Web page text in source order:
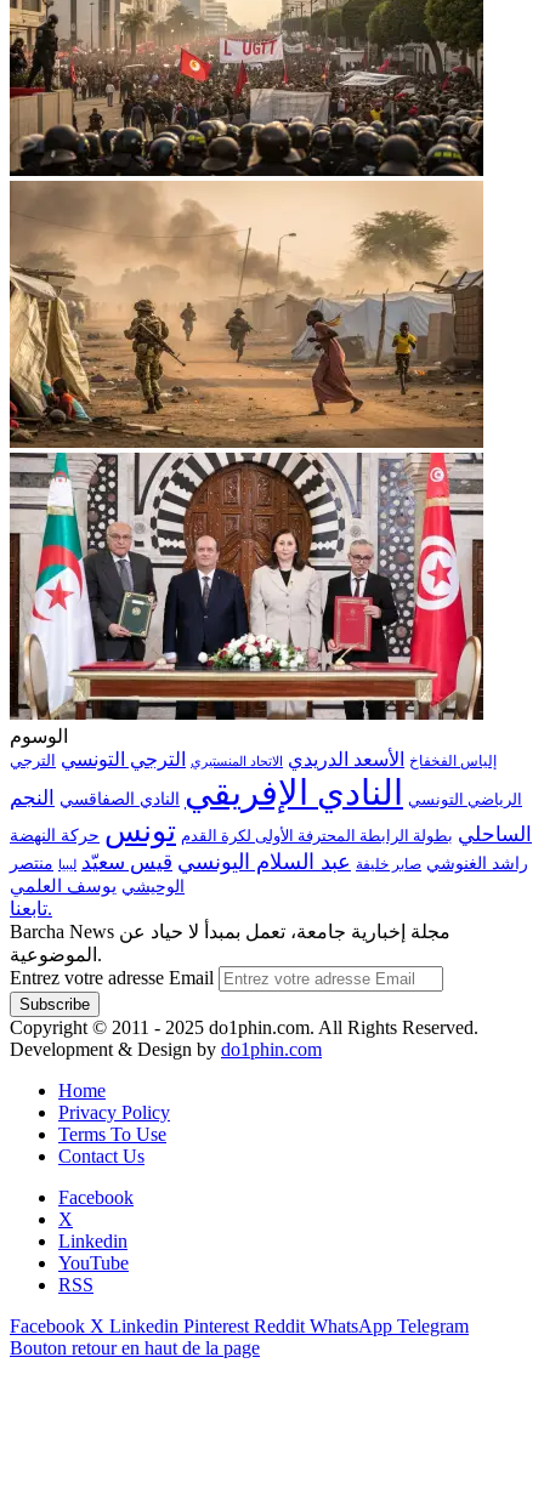
الوسوم
إلياس الفخفاخ الأسعد الدريدي الاتحاد المنستيري الترجي التونسي الترجي
الرياضي التونسي النادي الإفريقي النادي الصفاقسي
النجم
الساحلي بطولة الرابطة المحترفة الأولى لكرة القدم تونس حركة النهضة
راشد الغنوشي صابر خليفة عبد السلام اليونسي قيس سعيّد ليبيا
منتصر
الوحيشي يوسف العلمي
تابعنا.
Barcha News مجلة إخبارية جامعة، تعمل بمبدأ لا حياد عن
الموضوعية.
Entrez votre adresse Email
Copyright © 2011 - 2025 do1phin.com. All Rights Reserved.
Development & Design by do1phin.com
Home
Privacy Policy
Terms To Use
Contact Us
Facebook
X
Linkedin
YouTube
RSS
Facebook X Linkedin Pinterest Reddit WhatsApp Telegram
Bouton retour en haut de la page